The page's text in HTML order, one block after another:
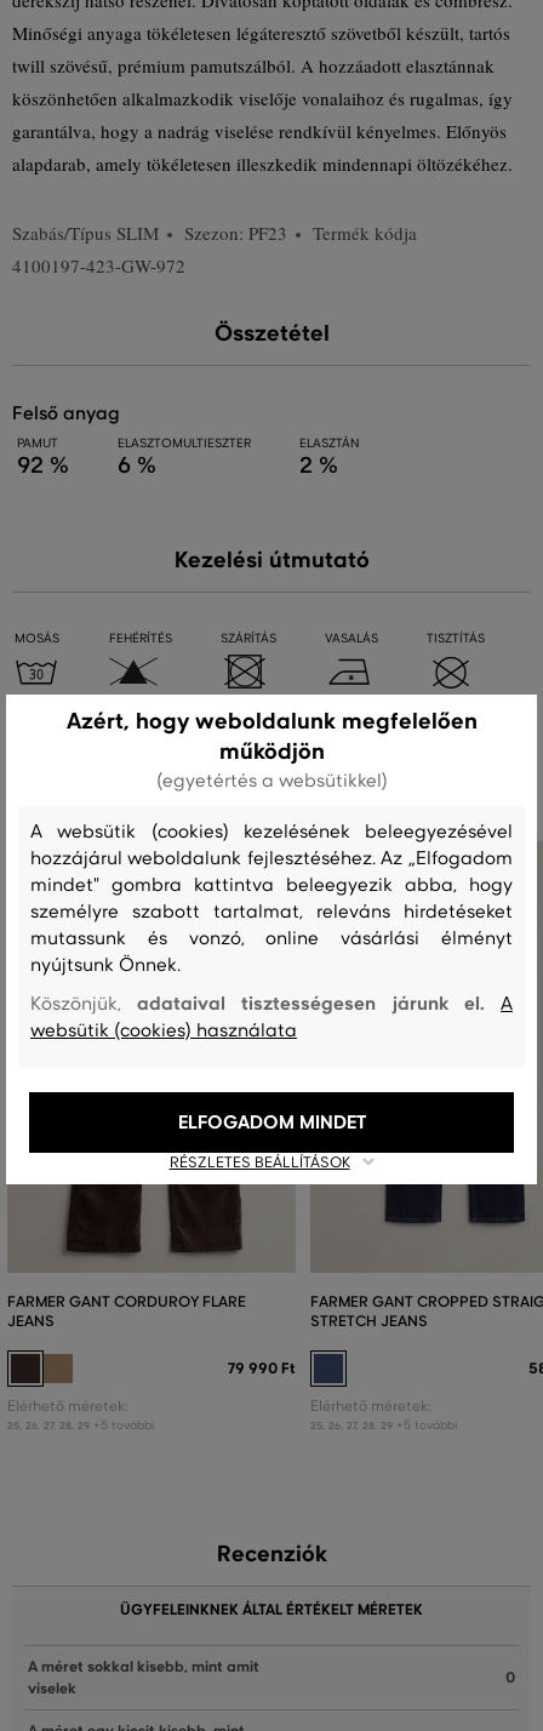
Minőségi anyaga tökéletesen légáteresztő szövetből készült, tartós
twill szövésű, prémium pamutszálból. A hozzáadott elasztánnak
köszönhetően alkalmazkodik viselője vonalaihoz és rugalmas, így
garantálva, hogy a nadrág viselése rendkívül kényelmes. Előnyös
alapdarab, amely tökéletesen illeszkedik mindennapi öltözékéhez.
Szabás/Típus SLIM Szezon: PF23
Termék kódja
4100197-423-GW-972
Összetétel
felső anyag
PAMUT
92 %
ELASZTOMULTIESZTER
6 %
ELASZTÁN
2 %
Kezelési útmutató
MOSÁS FEHÉRÍTÉS SZÁRÍTÁS VASALÁS TISZTÍTÁS
Ajánlott termékek
FARMER GANT CORDUROY FLARE
JEANS
79 990 Ft
Elérhető méretek:
25 26 27, 28 29 +5 további
FARMER GANT CROPPED
STRETCH JEANS
Elérhető méretek:
25 26 27, 28 29 +5 további
Recenziók
ÜGYFELEINKNEK ÁLTAL ÉRTÉKELT MÉRETEK
A méret sokkal kisebb, mint amit
viselek
0
Azért, hogy weboldalunk megfelelően
működjön
(egyetértés a websütikkel)
A websütik (cookies) kezelésének beleegyezésével
hozzájárul weboldalunk fejlesztéséhez. Az „Elfogadom
mindet" gombra kattintva beleegyezik abba, hogy
személyre szabott tartalmat, releváns hirdetéseket
mutassunk és vonzó, online vásárlási élményt
nyújtsunk Önnek.
Köszönjük,adataival tisztességesen járunk el.A
websütik (cookies) használata
RÉSZLETES BEÁLLÍTÁSOK
ELFOGADOM MINDET